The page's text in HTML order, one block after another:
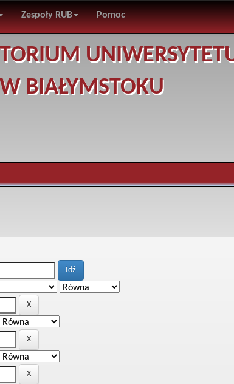
Zespoły RUB Pomoc
W BIAŁYMSTOKU